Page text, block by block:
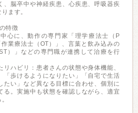
、脳卒中や神経疾患、心疾患、呼吸器疾
ます。
特徴
心に、動作の専門家「理学療法士（P
業療法士（OT）」、言葉と飲み込みの
）」などの専門職が連携して治療を行
リハビリ：患者さんの状態や身体機能、
「歩けるようになりたい」「自宅で生活
たい」など異なる目標に合わせ、個別に
る。実施中も状態を確認しながら、適宜